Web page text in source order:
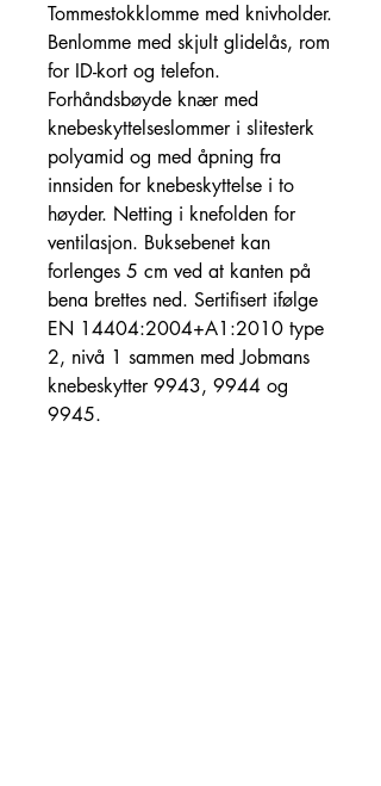
Tommestokklomme med knivholder.
Benlomme med skjult glidelås, rom
for ID-kort og telefon.
Forhåndsbøyde knær med
knebeskyttelseslommer i slitesterk
polyamid og med åpning fra
innsiden for knebeskyttelse i to
høyder. Netting i knefolden for
ventilasjon. Buksebenet kan
forlenges 5 cm ved at kanten på
bena brettes ned. Sertifisert ifølge
EN 14404:2004+A1:2010 type
2, nivå 1 sammen med Jobmans
knebeskytter 9943, 9944 og
9945.